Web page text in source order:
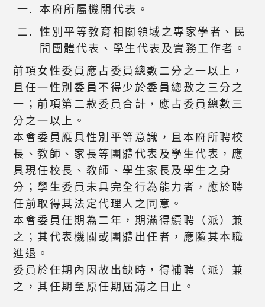
本府所屬機關代表。
性別平等教育相關領域之專家學者、民
間團體代表、學生代表及實務工作者。
前項女性委員應占委員總數二分之一以上，
且任一性別委員不得少於委員總數之三分之
一；前項第二款委員合計，應占委員總數三
分之一以上。
本會委員應具性別平等意識，且本府所聘校
長、教師、家長等團體代表及學生代表，應
具現任校長、教師、學生家長及學生之身
分；學生委員未具完全行為能力者，應於聘
任前取得其法定代理人之同意。
本會委員任期為二年，期滿得續聘（派）兼
之；其代表機關或團體出任者，應隨其本職
進退。
委員於任期內因故出缺時，得補聘（派）兼
之，其任期至原任期屆滿之日止。